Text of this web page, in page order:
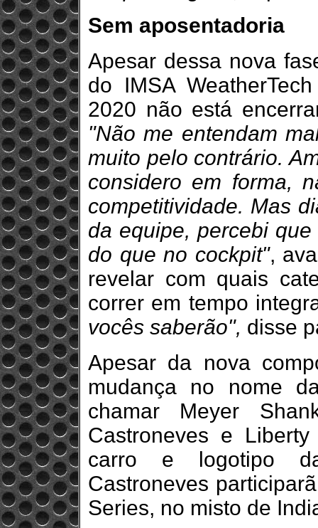
Sem aposentadoria
Apesar dessa nova
do IMSA
2020 não está
"Não me entendam
muito pelo contrário.
considero em forma,
competitividade. Mas
da equipe, percebi
do que no cockpit",
revelar com quais
correr em tempo
vocês saberão", disse
Apesar da nova
mudança no nome
chamar Meyer
Castroneves e
carro e logotipo
Castroneves
Series, no misto de